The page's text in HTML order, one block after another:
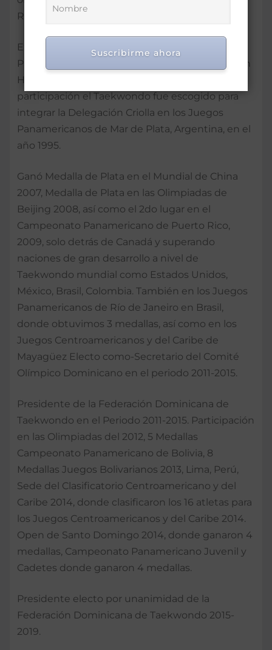
República Dominicana.
Excelente participación en el IX Campeonato
Panamericano de Taekwondo en el año 1994, en
Heredia, Costa Rica. Por su excelente
participación el Taekwondo fue escogido para
integrar la Delegación Criolla en los Juegos
Panamericanos de Mar de Plata, Argentina, en el
año 1995.
Ganó Medalla de Plata en el Mundial de China
2007, Medalla de Plata en las Olimpiadas de
Beijing 2008, así como el 2do lugar en el
Campeonato Panamericano de Puerto Rico,
2009, solo detrás de Canadá y superando
naciones de gran desarrollo a nivel de
Taekwondo mundial como Estados Unidos,
México, Brasil, Colombia. También en los Juegos
Panamericanos de Río de Janeiro en Brasil,
donde obtuvimos 3 medallas, así como en los
Juegos Centroamericanos y del Caribe de
Mayagüez Electo como-Secretario del Comité
Olímpico Dominicano en el periodo 2011-2015.
Presidente de la Federación Dominicana de
Taekwondo en el Periodo 2011-2015. Participación
en las Olimpiadas del 2012, 5 Medallas
Campeonato Panamericano de Bolivia, 8
Medallas Juegos Bolivarianos 2013, Lima, Perú,
Sede del Clasificatorio Centroamericano y del
Caribe 2014, donde clasificaron los 16 atletas para
los Juegos Centroamericanos y del Caribe 2014.
Open de Santo Domingo 2014, donde ganaron 4
medallas, Campeonato Panamericano Juvenil y
Cadetes donde ganaron 4 medallas.
Presidente electo por unanimidad de la
Federación Dominicana de Taekwondo 2015-
2019.
Suscribirme ahora